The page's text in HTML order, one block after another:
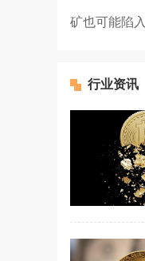
矿也可能陷
行业资讯